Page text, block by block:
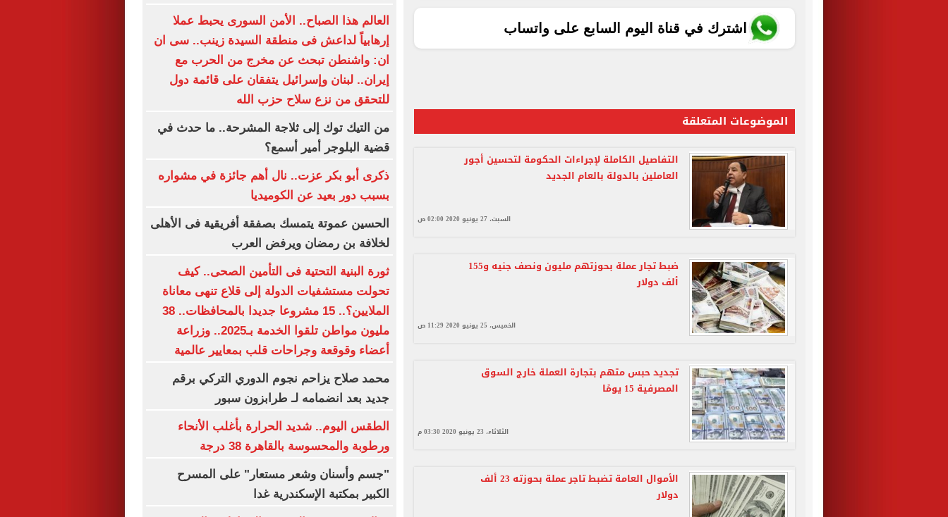
اشترك في قناة اليوم السابع على واتساب
الموضوعات المتعلقة
التفاصيل الكاملة لإجراءات الحكومة لتحسين أجور
العاملين بالدولة بالعام الجديد
السبت، 27 يونيو 2020 02:00 ص
ضبط تجار عملة بحوزتهم مليون ونصف جنيه و155
ألف دولار
الخميس، 25 يونيو 2020 11:29 ص
تجديد حبس متهم بتجارة العملة خارج السوق
المصرفية 15 يومًا
الثلاثاء، 23 يونيو 2020 03:30 م
الأموال العامة تضبط تاجر عملة بحوزته 23 ألف
دولار
العالم هذا الصباح.. الأمن السورى يحبط عملا
إرهابياً لداعش فى منطقة السيدة زينب.. سى ان
ان: واشنطن تبحث عن مخرج من الحرب مع
إيران.. لبنان وإسرائيل يتفقان على قائمة دول
للتحقق من نزع سلاح حزب الله
من التيك توك إلى ثلاجة المشرحة.. ما حدث في
قضية البلوجر أمير أسمع؟
ذكرى أبو بكر عزت.. نال أهم جائزة في مشواره
بسبب دور بعيد عن الكوميديا
الحسين عموتة يتمسك بصفقة أفريقية فى الأهلى
لخلافة بن رمضان ويرفض العرب
ثورة البنية التحتية فى التأمين الصحى.. كيف
تحولت مستشفيات الدولة إلى قلاع تنهى معاناة
الملايين؟.. 15 مشروعا جديدا بالمحافظات.. 38
مليون مواطن تلقوا الخدمة بـ2025.. وزراعة
أعضاء وقوقعة وجراحات قلب بمعايير عالمية
محمد صلاح يزاحم نجوم الدوري التركي برقم
جديد بعد انضمامه لـ طرابزون سبور
الطقس اليوم.. شديد الحرارة بأغلب الأنحاء
ورطوبة والمحسوسة بالقاهرة 38 درجة
"جسم وأسنان وشعر مستعار" على المسرح
الكبير بمكتبة الإسكندرية غدا